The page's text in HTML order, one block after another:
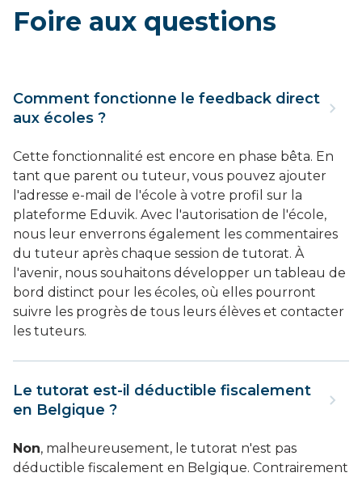
Foire aux questions
Comment fonctionne le feedback direct
aux écoles ?
Cette fonctionnalité est encore en phase bêta. En
tant que parent ou tuteur, vous pouvez ajouter
l'adresse e-mail de l'école à votre profil sur la
plateforme Eduvik. Avec l'autorisation de l'école,
nous leur enverrons également les commentaires
du tuteur après chaque session de tutorat. À
l'avenir, nous souhaitons développer un tableau de
bord distinct pour les écoles, où elles pourront
suivre les progrès de tous leurs élèves et contacter
les tuteurs.
Le tutorat est-il déductible fiscalement
en Belgique ?
Non, malheureusement, le tutorat n'est pas
déductible fiscalement en Belgique. Contrairement